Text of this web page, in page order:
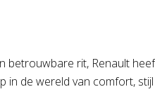
rit, Renault
de wereld van comfort,